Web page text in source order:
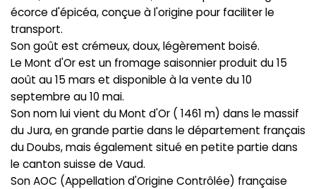
écorce d'épicéa, conçue à l'origine pour faciliter le
transport.
Son goût est crémeux, doux, légèrement boisé.
Le Mont d'Or est un fromage saisonnier produit du 15
août au 15 mars et disponible à la vente du 10
septembre au 10 mai.
Son nom lui vient du Mont d'Or ( 1461 m) dans le massif
du Jura, en grande partie dans le département français
du Doubs, mais également situé en petite partie dans
le canton suisse de Vaud.
Son AOC (Appellation d'Origine Contrôlée) française